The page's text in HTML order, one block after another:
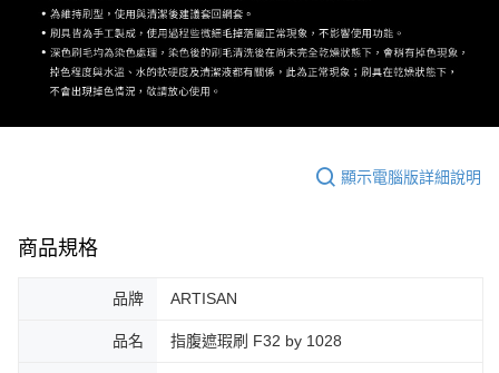
顯示電腦版詳細說明
商品規格
品牌 ARTISAN
品名 指腹遮瑕刷 F32 by 1028